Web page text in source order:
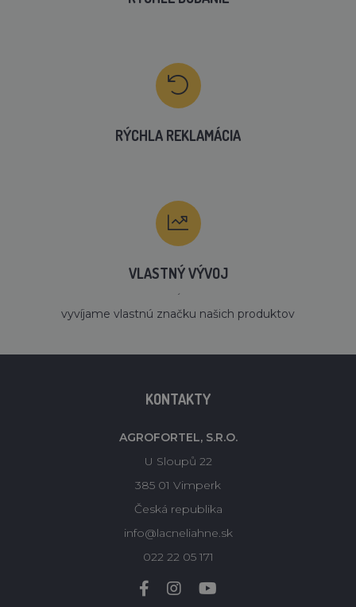
RÝCHLA REKLAMÁCIA
VLASTNÝ VÝVOJ
´
vyvíjame vlastnú značku našich produktov
KONTAKTY
AGROFORTEL, S.R.O.
U Sloupů 22
385 01 Vimperk
Česká republika
info@lacneliahne.sk
022 22 05 171